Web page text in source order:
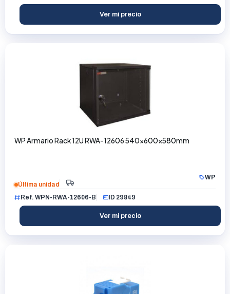
Ver mi precio
WP Armario Rack 12U RWA-12606 540x600x580mm
WP
Última unidad
Ref. WPN-RWA-12606-B
ID 29849
Ver mi precio